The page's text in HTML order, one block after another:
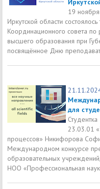
19
Иркутской области
Координационного совета по
высшего образования при
посвящённое Дню
для
23.03.01
процессов» Никифорова
Международном конкурсе
образовательных
НОО «Профессиональная